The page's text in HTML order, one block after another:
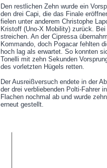
Den restlichen Zehn wurde ein
den drei Capi, die das Finale
fielen unter anderem Christophe
Kristoff (Uno-X Mobility) zurück.
streichen. An der Cipressa
Kommando, doch Pogacar fehlten
hoch lag als erwartet. So konnten
Tonelli mit zehn Sekunden
des vorletzten Hügels retten.
Der Ausreißversuch endete in der
der drei verbliebenden Polti-Fahrer
Flachen nochmal ab und wurde
erneut gestellt.